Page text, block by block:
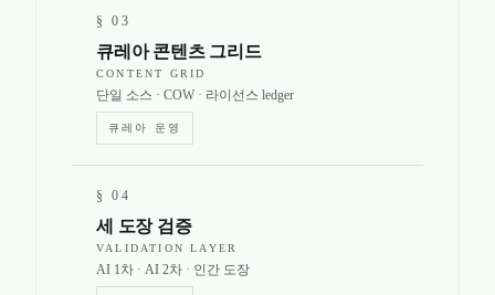
§03
큐레아 콘텐츠 그리드
CONTENT GRID
단일 소스 · COW · 라이선스 ledger
큐레아 운영
§04
세 도장 검증
VALIDATION LAYER
AI 1차 · AI 2차 · 인간 도장